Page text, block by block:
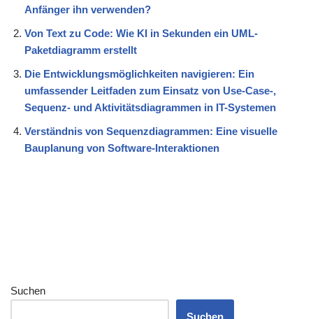
Anfänger ihn verwenden?
Von Text zu Code: Wie KI in Sekunden ein UML-
Paketdiagramm erstellt
Die Entwicklungsmöglichkeiten navigieren: Ein
umfassender Leitfaden zum Einsatz von Use-Case-,
Sequenz- und Aktivitätsdiagrammen in IT-Systemen
Verständnis von Sequenzdiagrammen: Eine visuelle
Bauplanung von Software-Interaktionen
Suchen